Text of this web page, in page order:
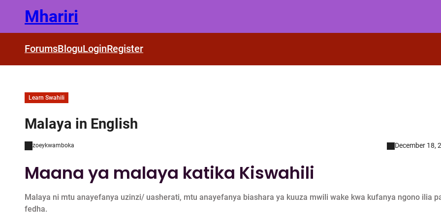
content
Mhariri
ForumsBloguLoginRegister
Learn Swahili
Malaya in English
zoeykwamboka December 18,
Maana ya malaya katika Kiswahili
Malaya ni mtu anayefanya uzinzi/ uasherati, mtu anayefanya biashara ya kuuza mwili wake kwa kufanya ngono ilia
fedha.